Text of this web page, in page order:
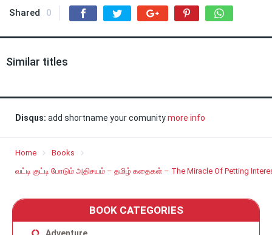
Shared 0
Similar titles
Disqus: add shortname your comunitymore info
Home
Books
வட்டி குட்டி போடும் அதிசயம் – தமிழ் கதைகள் – The Miracle Of Petting
BOOK CATEGORIES